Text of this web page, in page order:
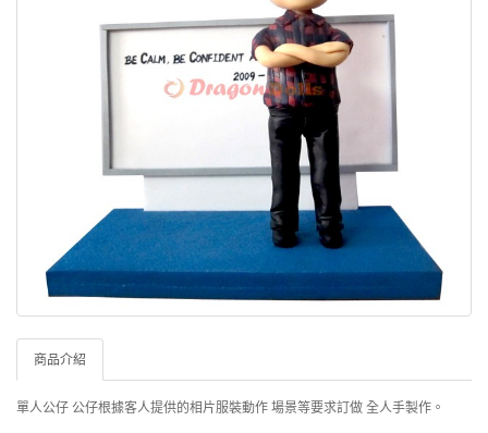
商品介紹
單人公仔 公仔根據客人提供的相片服裝動作 場景等要求訂做 全人手製作。